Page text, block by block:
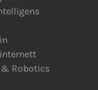
& Robotics